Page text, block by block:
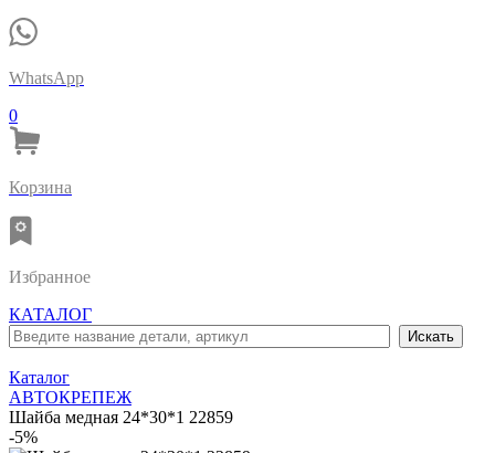
WhatsApp
0
Корзина
Избранное
КАТАЛОГ
Каталог
АВТОКРЕПЕЖ
Шайба медная 24*30*1 22859
-5%